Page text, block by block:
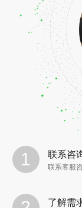
联系咨
联系客服
了解需